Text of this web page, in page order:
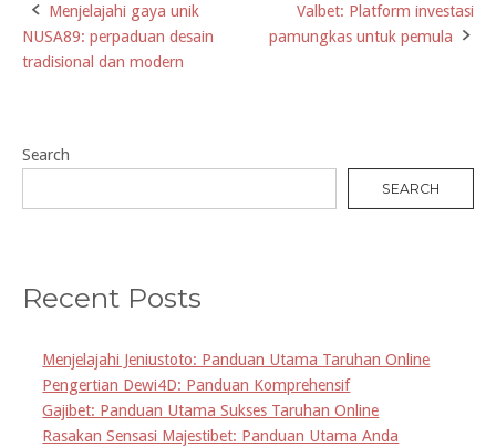
Post
navigation
Menjelajahi gaya unik
NUSA89: perpaduan desain
tradisional dan modern
Valbet: Platform investasi
pamungkas untuk pemula
Search
SEARCH
Recent Posts
Menjelajahi Jeniustoto: Panduan Utama Taruhan Online
Pengertian Dewi4D: Panduan Komprehensif
Gajibet: Panduan Utama Sukses Taruhan Online
Rasakan Sensasi Majestibet: Panduan Utama Anda